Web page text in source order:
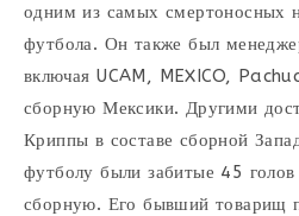
одним из самых смертоносных
футбола. Он также был
включая UCAM, MEXICO,
сборную Мексики. Другими
Криппы в составе сборной
футболу были забитые 45
сборную. Его бывший товарищ